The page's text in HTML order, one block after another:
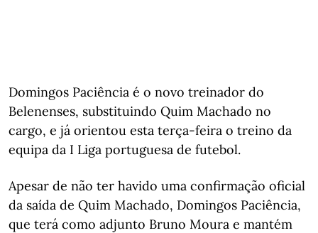
Domingos Paciência é o novo treinador do
Belenenses, substituindo Quim Machado no
cargo, e já orientou esta terça-feira o treino da
equipa da I Liga portuguesa de futebol.
Apesar de não ter havido uma confirmação oficial
da saída de Quim Machado, Domingos Paciência,
que terá como adjunto Bruno Moura e mantém